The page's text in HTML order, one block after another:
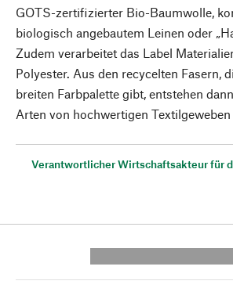
GOTS-zertifizierter Bio-Baumwolle,
biologisch angebautem Leinen oder
Zudem verarbeitet das Label
Polyester. Aus den recycelten Fasern,
breiten Farbpalette gibt, entstehen
Arten von hochwertigen
Verantwortlicher Wirtschaftsakteur für